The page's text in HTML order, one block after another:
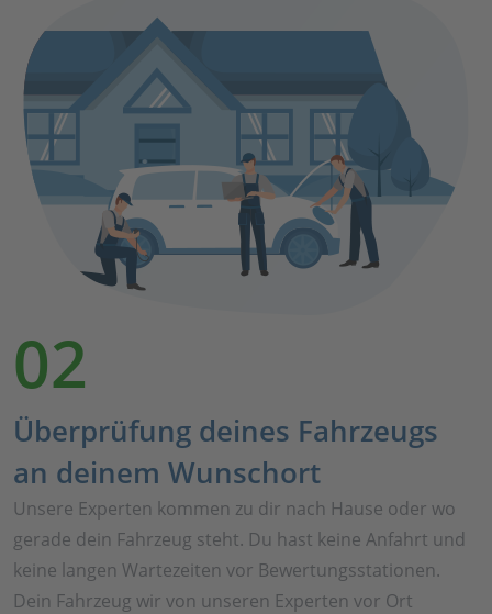
02
Überprüfung deines Fahrzeugs
an deinem Wunschort
Unsere Experten kommen zu dir nach Hause oder wo
gerade dein Fahrzeug steht. Du hast keine Anfahrt und
keine langen Wartezeiten vor Bewertungsstationen.
Dein Fahrzeug wir von unseren Experten vor Ort